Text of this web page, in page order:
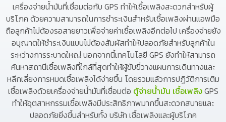
เครื่องจ่ายน้ำมันที่เชื่อมต่อกับ GPS ทำให้เชื้อเพลิงสะดวกสำหรับผู้
บริโภค ด้วยความสามารถในการชำระเงินสำหรับเชื้อเพลิงผ่านแอพมือ
ถือลูกค้าไม่ต้องรอสายยาวเพื่อจ่ายค่าเชื้อเพลิงอีกต่อไป เครื่องจ่ายยัง
อนุญาตให้ชำระเงินแบบไม่ต้องสัมผัสทำให้ปลอดภัยสำหรับลูกค้าใน
ระหว่างการระบาดใหญ่ นอกจากนี้เทคโนโลยี GPS ยังทำให้สามารถ
ค้นหาสถานีเชื้อเพลิงที่ใกล้ที่สุดทำให้ผู้ขับขี่วางแผนการเดินทางและ
หลีกเลี่ยงการหมดเชื้อเพลิงได้ง่ายขึ้น โดยรวมแล้วการปฏิวัติการเติม
เชื้อเพลิงด้วยเครื่องจ่ายน้ำมันที่เชื่อมต่อ ตู้จ่ายน้ำมัน เชื้อเพลิงGPS
ทำให้อุตสาหกรรมเชื้อเพลิงมีประสิทธิภาพมากขึ้นสะดวกสบายและ
ปลอดภัยยิ่งขึ้นสำหรับทั้ง บริษัท เชื้อเพลิงและผู้บริโภค